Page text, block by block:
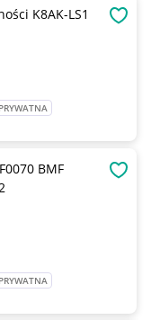
K8AK-LS1
BMF